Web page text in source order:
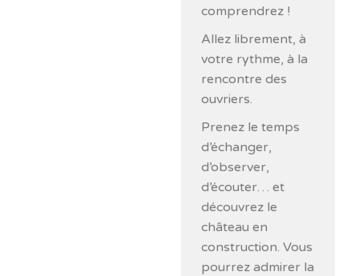
comprendrez !
Allez librement, à
votre rythme, à la
rencontre des
ouvriers.
Prenez le temps
d’échanger,
d’observer,
d’écouter… et
découvrez le
château en
construction. Vous
pourrez admirer la